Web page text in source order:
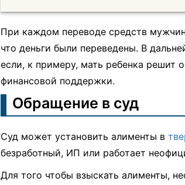
При каждом переводе средств
что деньги были переведены. В
если, к примеру, мать ребенка решит
финансовой поддержки.
Обращение в суд
Суд может установить алименты в
безработный, ИП или работает
Для того чтобы взыскать алименты,